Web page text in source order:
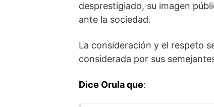
desprestigiado, su imagen
ante la sociedad.
La consideración y el respeto
considerada por sus
Dice Orula que: